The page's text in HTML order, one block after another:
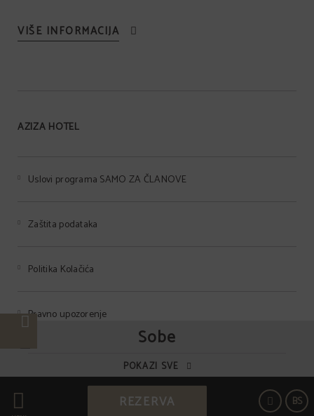
BS
REZERVA
Sobe
POKAZI SVE
VIŠE INFORMACIJA
AZIZA HOTEL
Uslovi programa SAMO ZA ČLANOVE
Zaštita podataka
Politika Kolačića
Pravno upozorenje
Powered by Keytel